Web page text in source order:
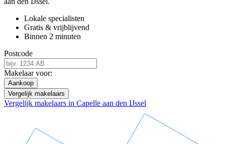
Lokale specialisten
Gratis & vrijblijvend
Binnen 2 minuten
Postcode
Makelaar voor:
Aankoop
Vergelijk makelaars
Vergelijk makelaars in Capelle aan den IJssel